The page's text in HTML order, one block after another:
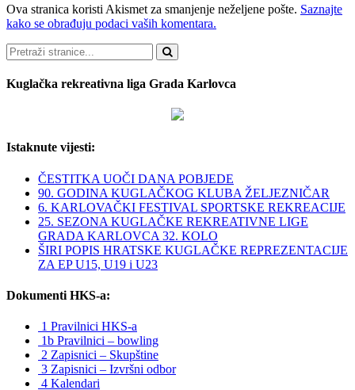
Ova stranica koristi Akismet za smanjenje neželjene pošte. Saznajte
kako se obrađuju podaci vaših komentara.
Pretraži
Kuglačka rekreativna liga Grada Karlovca
Istaknute vijesti:
ČESTITKA UOČI DANA POBJEDE
90. GODINA KUGLAČKOG KLUBA ŽELJEZNIČAR
6. KARLOVAČKI FESTIVAL SPORTSKE REKREACIJE
25. SEZONA KUGLAČKE REKREATIVNE LIGE
GRADA KARLOVCA 32. KOLO
ŠIRI POPIS HRATSKE KUGLAČKE REPREZENTACIJE
ZA EP U15, U19 i U23
Dokumenti HKS-a:
1 Pravilnici HKS-a
1b Pravilnici – bowling
2 Zapisnici – Skupštine
3 Zapisnici – Izvršni odbor
4 Kalendari